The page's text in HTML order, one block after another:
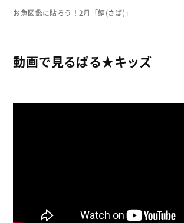
お魚図鑑に貼ろう！2月「鯖(さば)」
動画で見るぱる★キッズ